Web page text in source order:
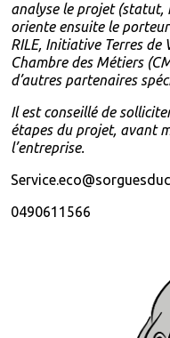
analyse le projet
oriente ensuite le
RILE, Initiative Terres de
Chambre des Métiers
d’autres partenaires
Il est conseillé de
étapes du projet, avant
l’entreprise.
0490611566